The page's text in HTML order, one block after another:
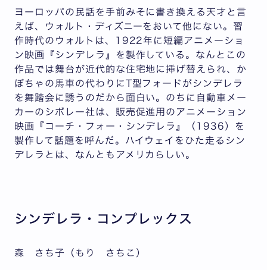
ヨーロッパの民話を手前みそに書き換える天才と言
えば、ウォルト・ディズニーをおいて他にない。習
作時代のウォルトは、1922年に短編アニメーショ
ン映画『シンデレラ』を製作している。なんとこの
作品では舞台が近代的な住宅地に挿げ替えられ、か
ぼちゃの馬車の代わりにT型フォードがシンデレラ
を舞踏会に誘うのだから面白い。のちに自動車メー
カーのシボレー社は、販売促進用のアニメーション
映画『コーチ・フォー・シンデレラ』（1936）を
製作して話題を呼んだ。ハイウェイをひた走るシン
デレラとは、なんともアメリカらしい。
シンデレラ・コンプレックス
森 さち子（もり さちこ）